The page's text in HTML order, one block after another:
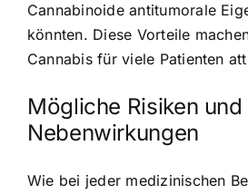
Cannabinoide antitumorale
könnten. Diese Vorteile
Cannabis für viele Patienten
Mögliche Risiken und
Nebenwirkungen
Wie bei jeder medizinischen